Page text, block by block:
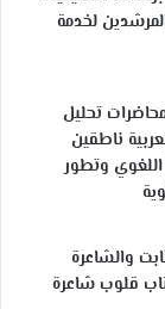
لخدمة
تحليل
ناطقين
وتطور
والشاعرة
قلوب شاعرة